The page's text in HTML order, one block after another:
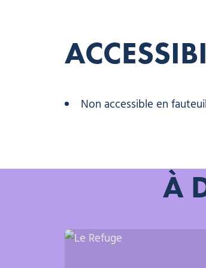
Non accessible en
À
Le Refuge, © Le Refuge